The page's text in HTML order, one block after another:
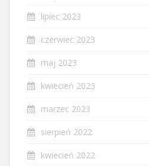
lipiec 2023
czerwiec 2023
maj 2023
kwiecień 2023
marzec 2023
sierpień 2022
kwiecień 2022